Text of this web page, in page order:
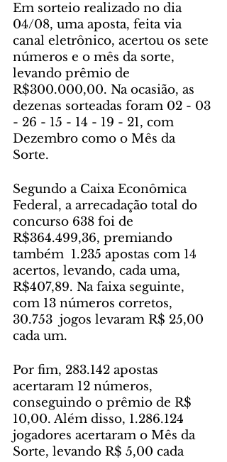
Em sorteio realizado no dia
04/08, uma aposta, feita via
canal eletrônico, acertou os sete
números e o mês da sorte,
levando prêmio de
R$300.000,00. Na ocasião, as
dezenas sorteadas foram 02 - 03
- 26 - 15 - 14 - 19 - 21, com
Dezembro como o Mês da
Sorte.
Segundo a Caixa Econômica
Federal, a arrecadação total do
concurso 638 foi de
R$364.499,36, premiando
também  1.235 apostas com 14
acertos, levando, cada uma,
R$407,89. Na faixa seguinte,
com 13 números corretos,
30.753  jogos levaram R$ 25,00
cada um.
Por fim, 283.142 apostas
acertaram 12 números,
conseguindo o prêmio de R$
10,00. Além disso, 1.286.124
jogadores acertaram o Mês da
Sorte, levando R$ 5,00 cada